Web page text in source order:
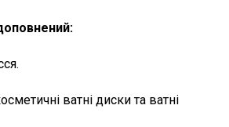
ватні диски та ватні